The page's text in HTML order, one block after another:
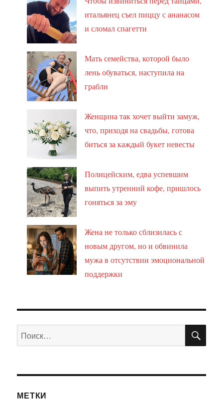
итальянец съел пиццу с ананасом
и сломал спагетти
Мать семейства, которой было
лень обуваться, наступила на
грабли
Женщина так хочет выйти замуж,
что, приходя на свадьбы, готова
биться за каждый букет невесты
Полицейским, едва успевшим
выпить утренний кофе, пришлось
гоняться за эму
Жена не только сблизилась с
новым другом, но и обвинила
мужа в отсутствии эмоциональной
поддержки
Искать:
МЕТКИ